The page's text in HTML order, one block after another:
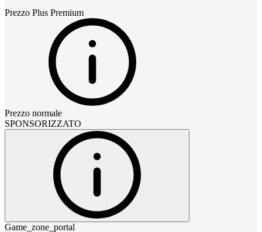
Prezzo Plus Premium
Prezzo normale
SPONSORIZZATO
Game_zone_portal